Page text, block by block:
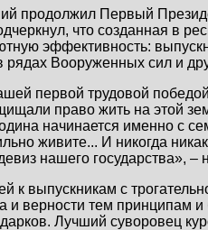
продолжил Первый
что созданная в
эффективность:
рядах Вооруженных сил и
первой трудовой
право жить на этой
начинается именно с
живите... И никогда
нашего государства»,
к выпускникам с
и верности тем принципам
Лучший суворовец